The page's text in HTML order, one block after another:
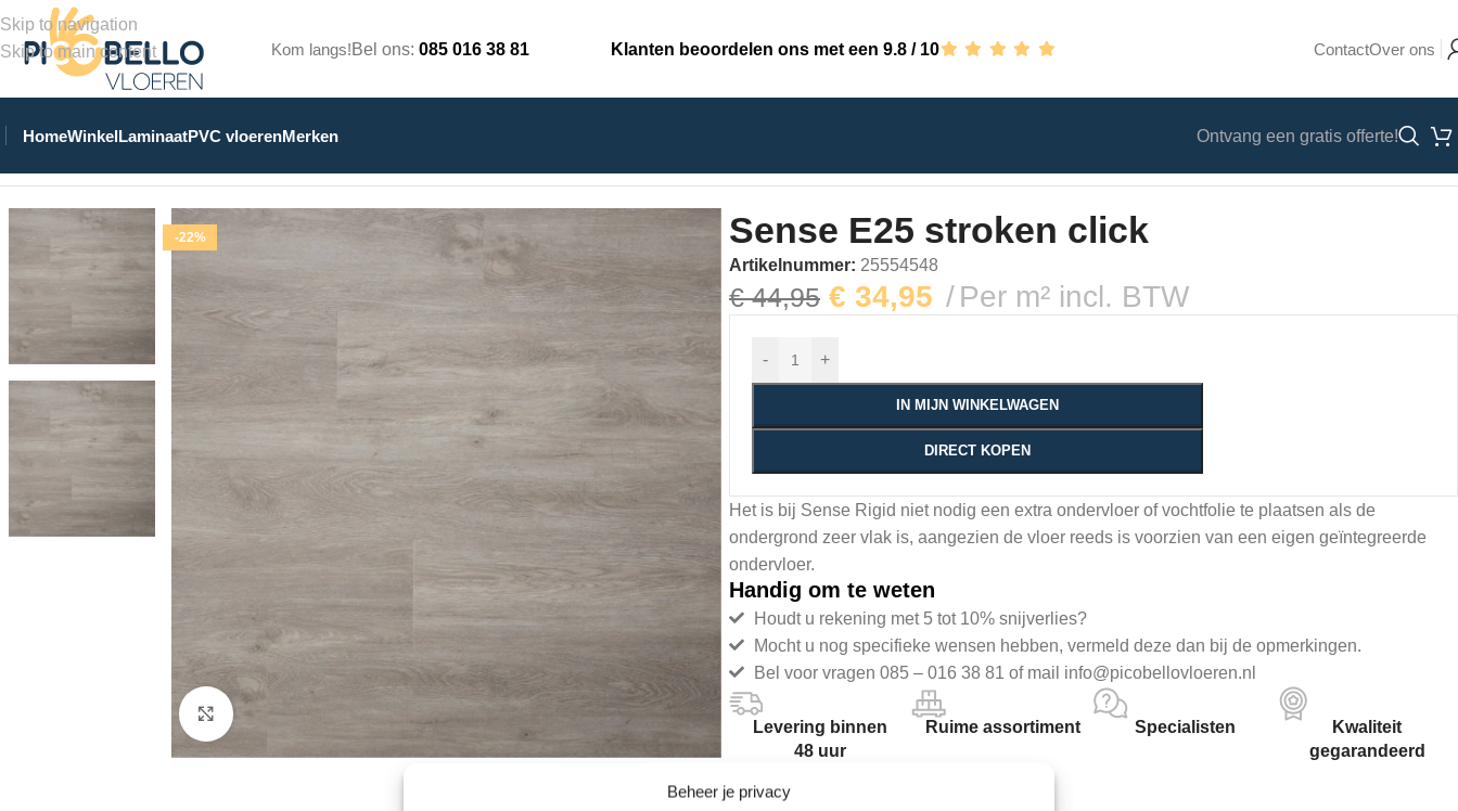
Beheer je privacy
Skip to navigation
Skip to main content
Kom langs!Bel ons: 085 016 38 81 Klanten beoordelen ons met een 9.8 / 10 ContactOver ons
HomeWinkelLaminaatPVC vloerenMerken
Ontvang een gratis offerte!
-22%
Klik om te vergroten
Sense E25 stroken click
Artikelnummer: 25554548
€44,95 € 34,95 Per m² incl. BTW
- +
IN MIJN WINKELWAGEN
DIRECT KOPEN
Het is bij Sense Rigid niet nodig een extra ondervloer of vochtfolie te plaatsen als de
ondergrond zeer vlak is, aangezien de vloer reeds is voorzien van een eigen geïntegreerde
ondervloer.
Handig om te weten
Houdt u rekening met 5 tot 10% snijverlies?
Mocht u nog specifieke wensen hebben, vermeld deze dan bij de opmerkingen.
Bel voor vragen 085 – 016 38 81 of mail info@picobellovloeren.nl
Levering binnen
48 uur
Ruime assortiment Specialisten
Kwaliteit
gegarandeerd